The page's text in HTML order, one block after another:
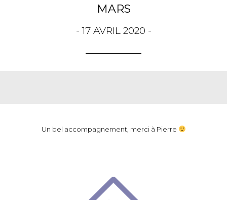
MARS
- 17 AVRIL 2020 -
Un bel accompagnement, merci à Pierre